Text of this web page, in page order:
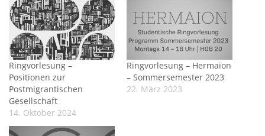
Ringvorlesung –
Positionen zur
Postmigrantischen
Gesellschaft
14. Oktober 2024
Ringvorlesung – Hermaion
– Sommersemester 2023
22. März 2023